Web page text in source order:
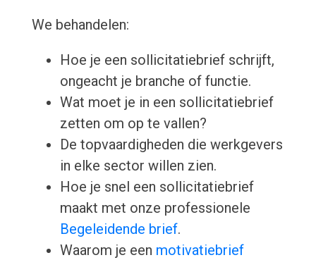
We behandelen:
Hoe je een sollicitatiebrief schrijft,
ongeacht je branche of functie.
Wat moet je in een sollicitatiebrief
zetten om op te vallen?
De topvaardigheden die werkgevers
in elke sector willen zien.
Hoe je snel een sollicitatiebrief
maakt met onze professionele
Begeleidende brief.
Waarom je een motivatiebrief